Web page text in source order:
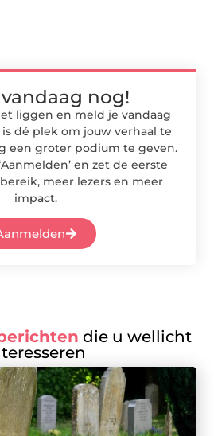
nog!
liggen en meld je vandaag
dé plek om jouw verhaal te
een groter podium te geven.
en zet de eerste
meer lezers en meer
impact.
die u wellicht